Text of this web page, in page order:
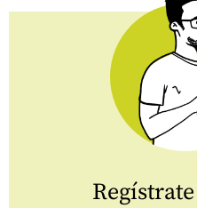
Regístrate